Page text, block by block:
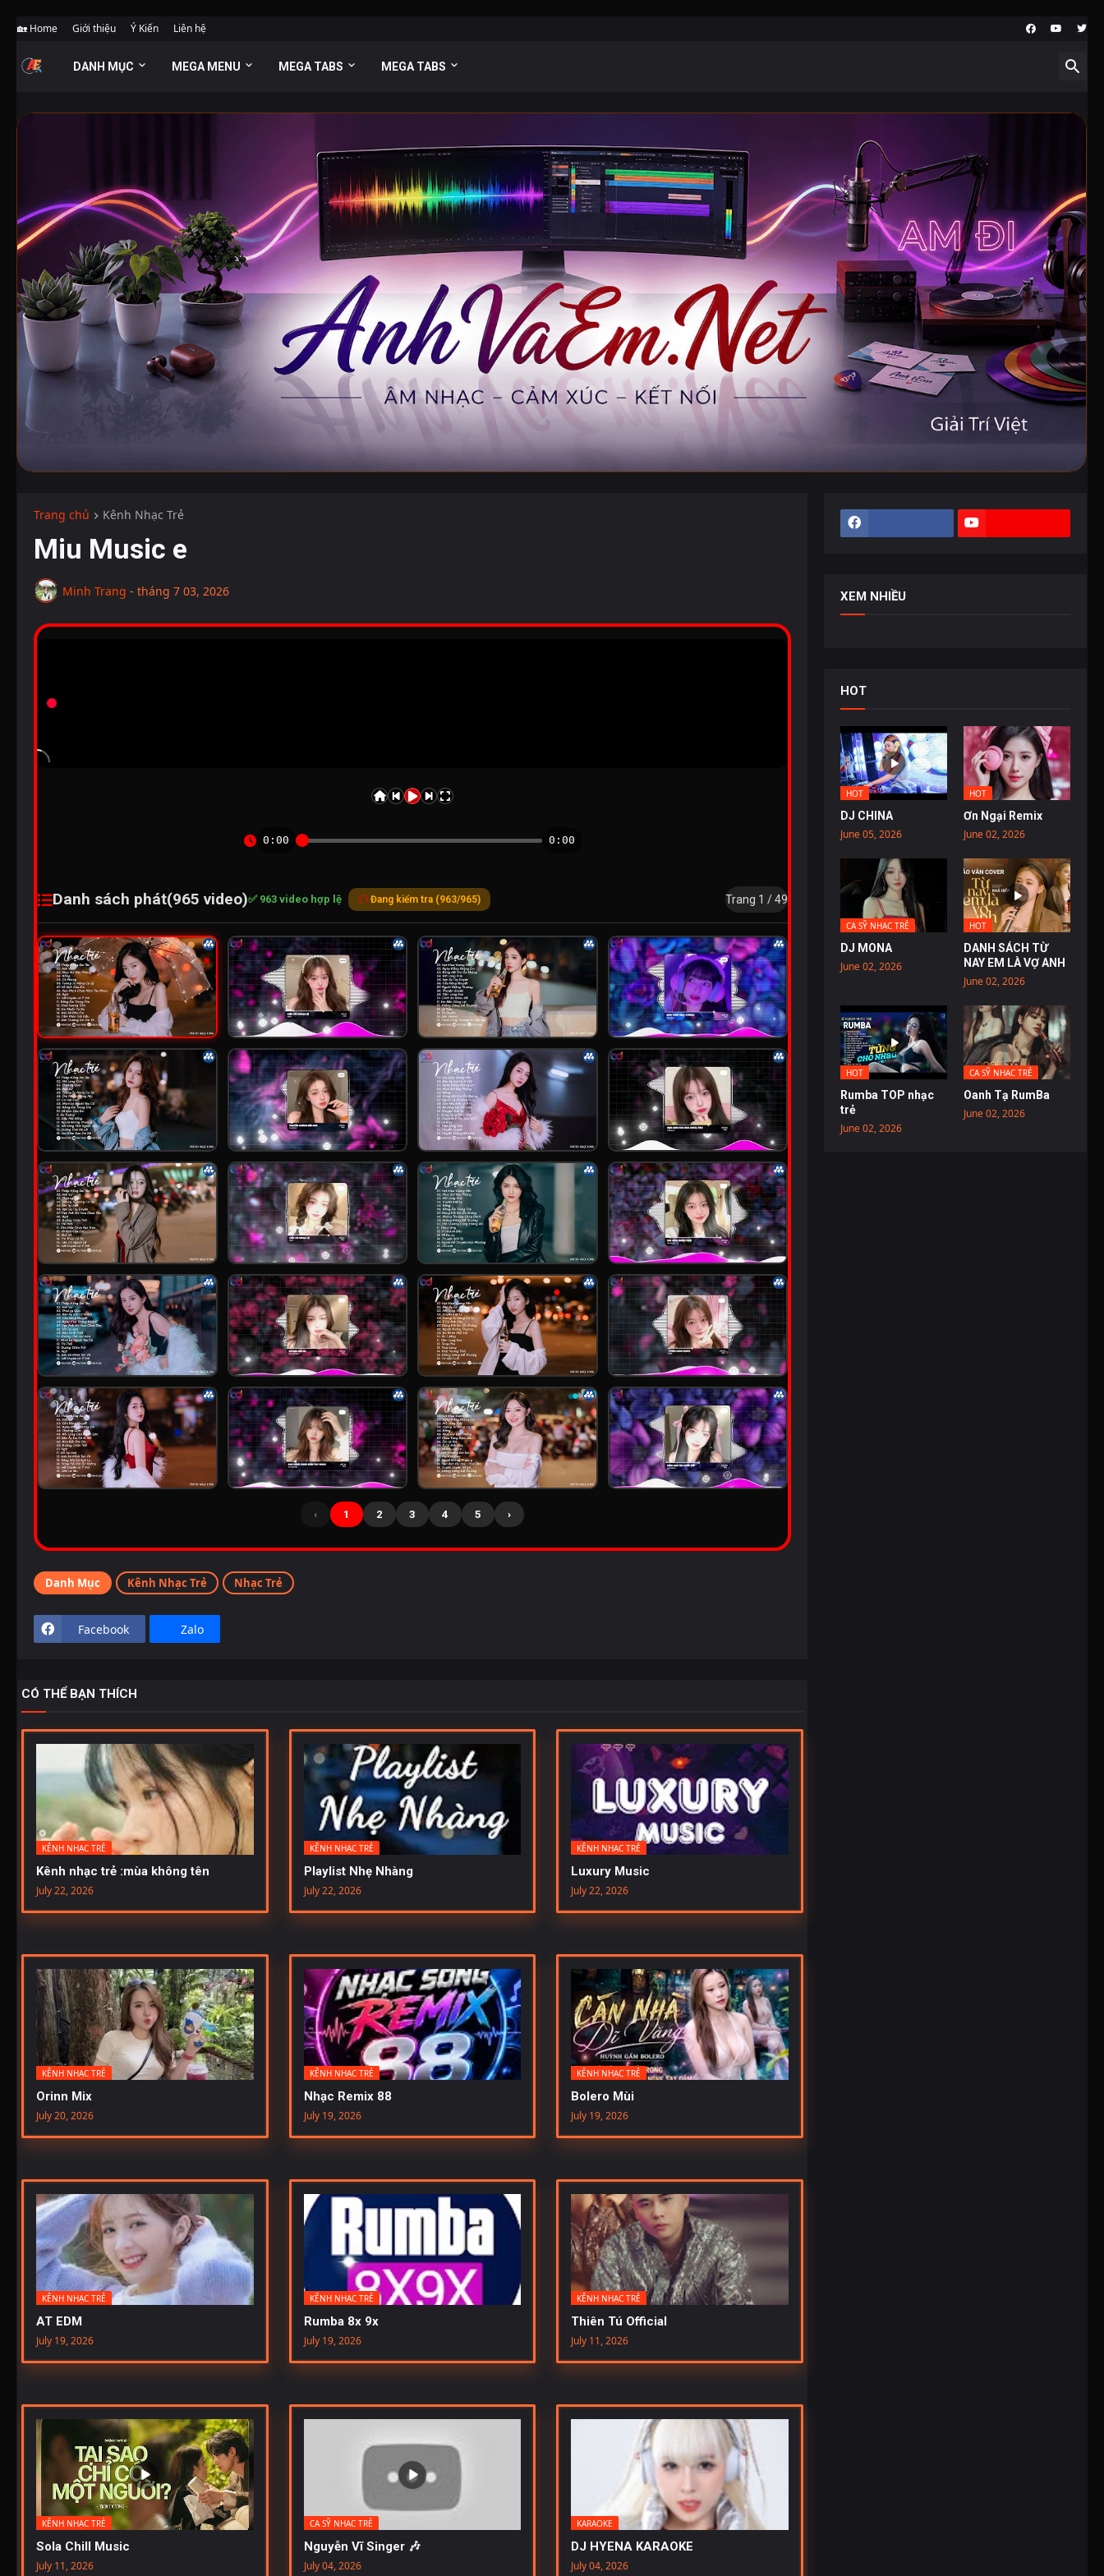
🏡 Home Giới thiệu Ý Kiến Liên hệ
DANH MỤC MEGA MENU MEGA TABS MEGA TABS
Trang chủ Kênh Nhạc Trẻ
Miu Music e
Minh Trang - tháng 7 03, 2026
0:00 0:00
Danh sách phát(965 video)✅ 963 video hợp lệ Đang kiểm tra (963/965) Trang 1 / 49
‹ 1 2 3 4 5 ›
Danh Mục Kênh Nhạc Trẻ Nhạc Trẻ
Facebook Zalo
CÓ THỂ BẠN THÍCH
KÊNH NHẠC TRẺ
Kênh nhạc trẻ :mùa không tên
July 22, 2026
KÊNH NHẠC TRẺ
Playlist Nhẹ Nhàng
July 22, 2026
KÊNH NHẠC TRẺ
Luxury Music
July 22, 2026
KÊNH NHẠC TRẺ
Orinn Mix
July 20, 2026
KÊNH NHẠC TRẺ
Nhạc Remix 88
July 19, 2026
KÊNH NHẠC TRẺ
Bolero Mùi
July 19, 2026
KÊNH NHẠC TRẺ
AT EDM
July 19, 2026
KÊNH NHẠC TRẺ
Rumba 8x 9x
July 19, 2026
KÊNH NHẠC TRẺ
Thiên Tú Official
July 11, 2026
KÊNH NHẠC TRẺ
Sola Chill Music
July 11, 2026
CA SỸ NHẠC TRẺ
Nguyễn Vĩ Singer 🎶
July 04, 2026
KARAOKE
DJ HYENA KARAOKE
July 04, 2026
XEM NHIỀU
HOT
HOT
DJ CHINA
June 05, 2026
HOT
Ơn Ngại Remix
June 02, 2026
CA SỸ NHẠC TRẺ
DJ MONA
June 02, 2026
HOT
DANH SÁCH TỪ
NAY EM LÀ VỢ ANH
June 02, 2026
HOT
Rumba TOP nhạc
trẻ
June 02, 2026
CA SỸ NHẠC TRẺ
Oanh Tạ RumBa
June 02, 2026